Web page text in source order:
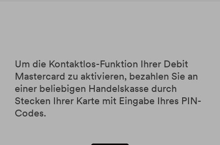
Um die Kontaktlos-Funktion Ihrer Debit
Mastercard zu aktivieren, bezahlen Sie an
einer beliebigen Handelskasse durch
Stecken Ihrer Karte mit Eingabe Ihres PIN-
Codes.